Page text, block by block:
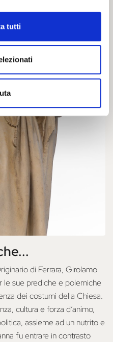
tutti
di Ferrara, Girolamo
le sue prediche e polemiche
dei costumi della Chiesa.
cultura e forza d’animo,
assieme ad un nutrito e
fu entrare in contrasto